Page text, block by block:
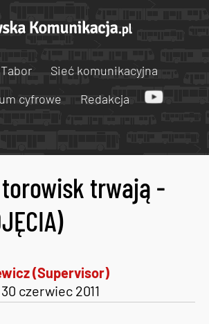
Tabor
Sieć komunikacyjna
cyfrowe Redakcja
trwają -
(Supervisor)
czerwiec 2011